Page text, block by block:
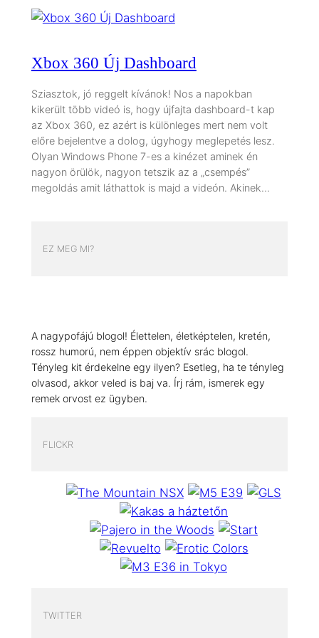
Xbox 360 Új Dashboard
Sziasztok, jó reggelt kívánok! Nos a napokban
kikerült több videó is, hogy újfajta dashboard-t kap
az Xbox 360, ez azért is különleges mert nem volt
előre bejelentve a dolog, úgyhogy meglepetés lesz.
Olyan Windows Phone 7-es a kinézet aminek én
nagyon örülök, nagyon tetszik az a „csempés”
megoldás amit láthattok is majd a videón. Akinek…
EZ MEG MI?
A nagypofájú blogol! Élettelen, életképtelen, kretén,
rossz humorú, nem éppen objektív srác blogol.
Tényleg kit érdekelne egy ilyen? Esetleg, ha te tényleg
olvasod, akkor veled is baj va. Írj rám, ismerek egy
remek orvost ez ügyben.
FLICKR
TWITTER